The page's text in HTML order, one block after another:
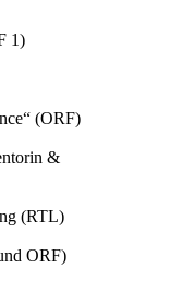
1)
(ORF)
&
(RTL)
ORF)